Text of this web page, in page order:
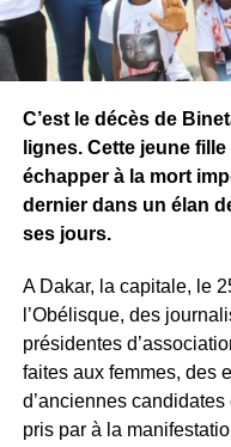
C’est le décès de
lignes. Cette jeune
échapper à la mort
dernier dans un élan
ses jours.
A Dakar, la capitale, le
l’Obélisque, des
présidentes
faites aux femmes, des
d’anciennes
pris par à la